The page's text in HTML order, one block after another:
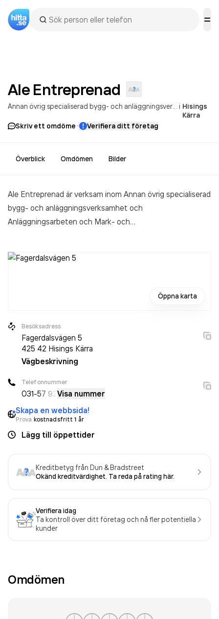
Ale Entreprenad
i Hisings
Kärra
Skriv ett omdöme· Verifiera ditt företag
Överblick Omdömen Bilder
Ale Entreprenad är verksam inom Annan övrig specialiserad
bygg- och anläggningsverksamhet och
Anläggningsarbeten och Mark- och
Öppna karta
Besöksadress
Fagerdalsvägen 5
425 42 Hisings Kärra
Vägbeskrivning
Telefonnummer
031-57 92 Visa nummer
Skapa en webbsida!
Prova kostnadsfritt 1 år
Lägg till öppettider
Kreditbetyg från Dun & Bradstreet
Okänd kreditvärdighet. Ta reda på rating här.
Verifiera idag
Ta kontroll över ditt företag och nå fler potentiella
kunder
Omdömen